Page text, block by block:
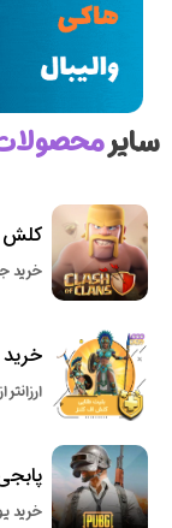
سایر
کلش
خرید
خرید